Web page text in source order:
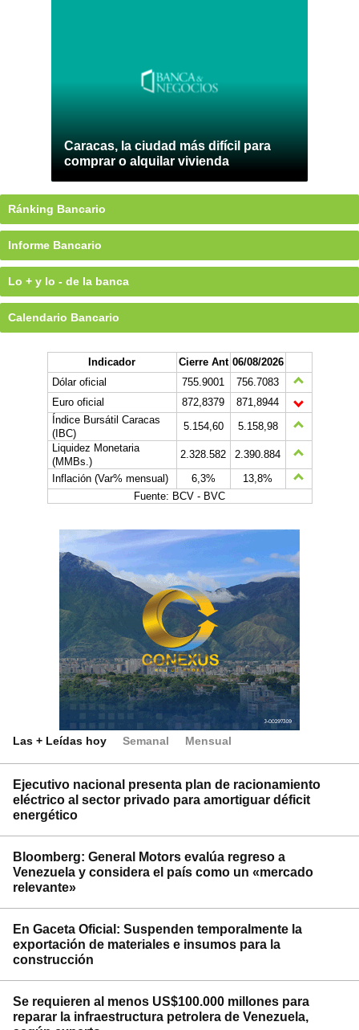
Caracas, la ciudad más difícil para
comprar o alquilar vivienda
Ránking Bancario
Informe Bancario
Lo + y lo - de la banca
Calendario Bancario
Indicador Cierre Ant 06/08/2026
Dólar oficial
755.9001
756.7083
Euro oficial
872,8379
871,8944
Índice Bursátil Caracas
(IBC)
5.154,60
5.158,98
Liquidez Monetaria
(MMBs.)
2.328.582
2.390.884
Inflación (Var% mensual)
6,3%
13,8%
Fuente: BCV - BVC
Las + Leídas hoy Semanal Mensual
Ejecutivo nacional presenta plan de racionamiento
eléctrico al sector privado para amortiguar déficit
energético
Bloomberg: General Motors evalúa regreso a
Venezuela y considera el país como un «mercado
relevante»
En Gaceta Oficial: Suspenden temporalmente la
exportación de materiales e insumos para la
construcción
Se requieren al menos US$100.000 millones para
reparar la infraestructura petrolera de Venezuela,